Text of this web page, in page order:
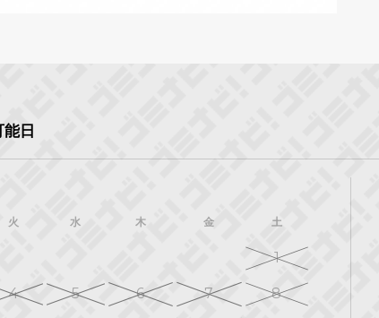
日
火 水 木 金 土
1
4 5 6 7 8